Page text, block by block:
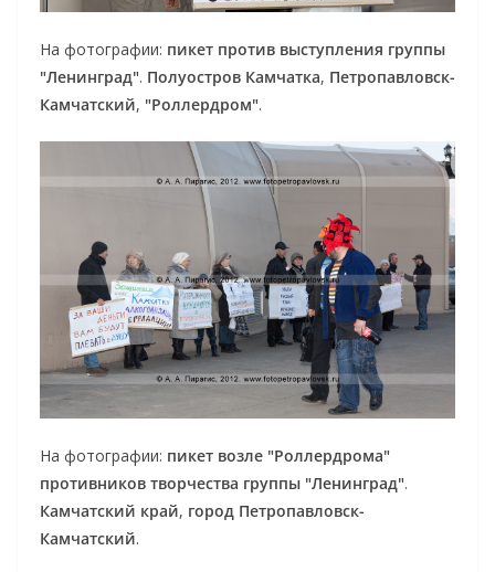
На фотографии: пикет против выступления группы
"Ленинград". Полуостров Камчатка, Петропавловск-
Камчатский, "Роллердром".
На фотографии: пикет возле "Роллердрома"
противников творчества группы "Ленинград".
Камчатский край, город Петропавловск-
Камчатский.